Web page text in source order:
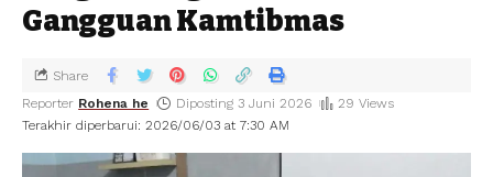
Gangguan Kamtibmas
Terakhir diperbarui: 2026/06/03 at 7:30 AM
Reporter Rohena he Diposting 3 Juni 2026 29 Views
Share